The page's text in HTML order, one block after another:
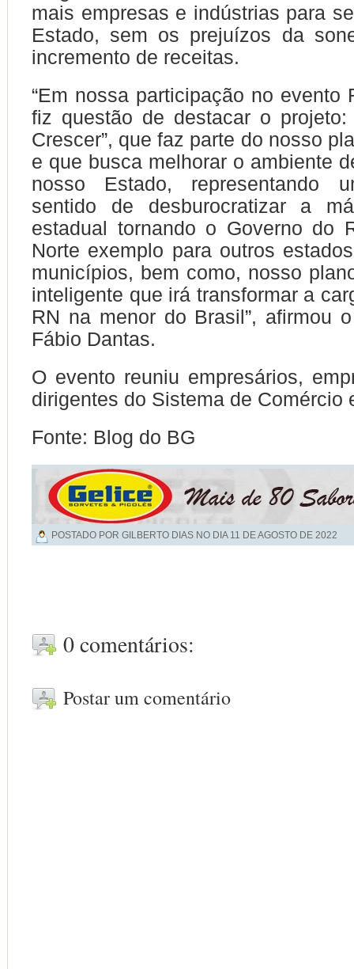
mais empresas e indústrias para
Estado, sem os prejuízos da
incremento de receitas.
“Em nossa participação no evento
fiz questão de destacar o projeto:
Crescer”, que faz parte do nosso
e que busca melhorar o ambiente
nosso Estado, representando
sentido de desburocratizar a
estadual tornando o Governo do
Norte exemplo para outros
municípios, bem como, nosso
inteligente que irá transformar a
RN na menor do Brasil”, afirmou
Fábio Dantas.
O evento reuniu empresários,
dirigentes do Sistema de Comércio
Fonte: Blog do BG
POSTADO POR GILBERTO DIAS NO DIA 11 DE AGOSTO DE 2022
0 comentários:
Postar um comentário